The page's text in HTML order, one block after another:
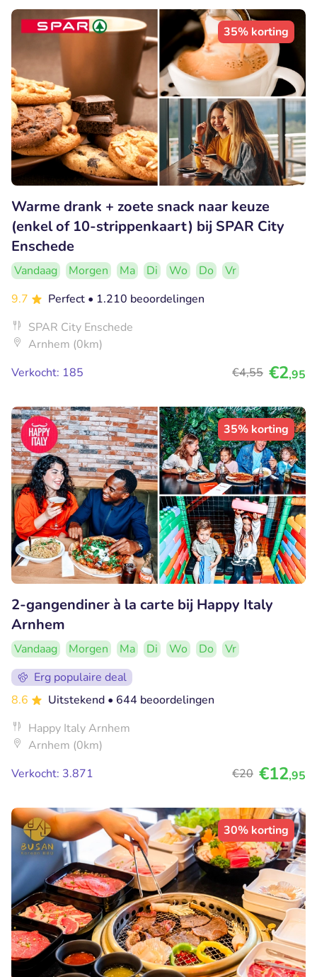
35% korting
Warme drank + zoete snack naar keuze
(enkel of 10-strippenkaart) bij SPAR City
Enschede
Vandaag Morgen Ma Di Wo Do
Vr
9.7
Perfect • 1.210 beoordelingen
SPAR City Enschede
Arnhem (0km)
Verkocht: 185
€4,55 €2,95
35% korting
2-gangendiner à la carte bij Happy Italy
Arnhem
Vandaag Morgen Ma Di Wo Do
Vr
Erg populaire deal
8.6
Uitstekend • 644 beoordelingen
Happy Italy Arnhem
Arnhem (0km)
Verkocht: 3.871
€20 €12,95
30% korting